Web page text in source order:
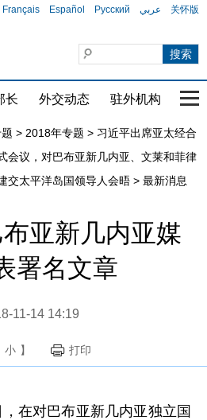
Français Español Русский عربي 关怀版
长 外交动态 驻外机构 国
> 2018年专题 > 习近平出席亚太经合
会议，对巴布亚新几内亚、文莱和菲律
交太平洋岛国领导人会晤 > 最新消息
亚新几内亚媒
署名文章
11-14 14:19
小 】 打印
对巴布亚新几内亚独立国